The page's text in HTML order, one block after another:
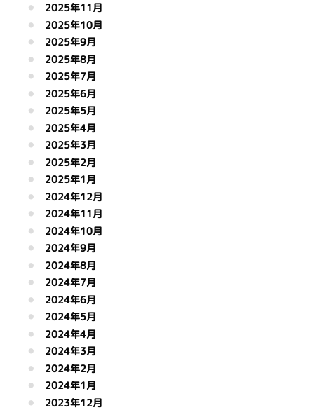
2025年11月
2025年10月
2025年9月
2025年8月
2025年7月
2025年6月
2025年5月
2025年4月
2025年3月
2025年2月
2025年1月
2024年12月
2024年11月
2024年10月
2024年9月
2024年8月
2024年7月
2024年6月
2024年5月
2024年4月
2024年3月
2024年2月
2024年1月
2023年12月